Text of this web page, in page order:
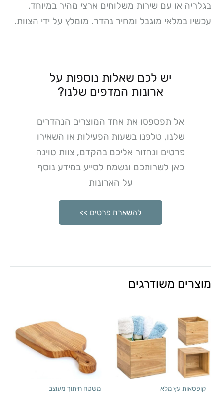
בגלריה או עם שירות משלוחים ארצי מהיר במיוחד.
עכשיו במלאי מוגבל ומחיר נהדר. מומלץ על ידי הצוות.
יש לכם שאלות נוספות על
ארונות המדפים שלנו?
אל תפספסו את אחד המוצרים הנהדרים
שלנו, טלפנו בשעות הפעילות או השאירו
פרטים ונחזור אליכם בהקדם, צוות טוינה
כאן לשרותכם ונשמח לסייע במידע נוסף
על הארונות
להשארת פרטים >>
מוצרים משודרגים
קופסאות עץ מלא משטח חיתוך מעוצב